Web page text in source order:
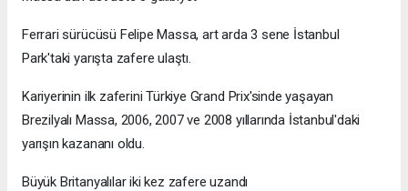
Ferrari sürücüsü Felipe Massa, art arda 3 sene İstanbul
Park'taki yarışta zafere ulaştı.
Kariyerinin ilk zaferini Türkiye Grand Prix'sinde yaşayan
Brezilyalı Massa, 2006, 2007 ve 2008 yıllarında İstanbul'daki
yarışın kazananı oldu.
Büyük Britanyalılar iki kez zafere uzandı